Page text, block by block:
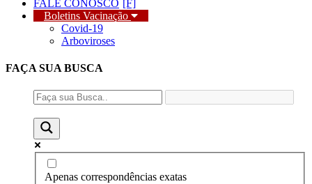
FALE CONOSCO
Boletins Vacinação
Covid-19
Arboviroses
FAÇA SUA BUSCA
Apenas correspondências exatas